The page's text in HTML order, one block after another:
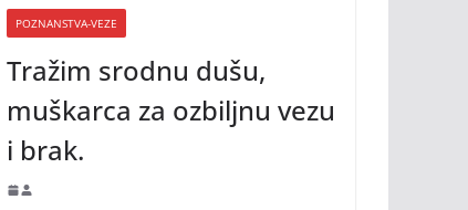
POZNANSTVA-VEZE
Tražim srodnu dušu,
muškarca za ozbiljnu vezu
i brak.